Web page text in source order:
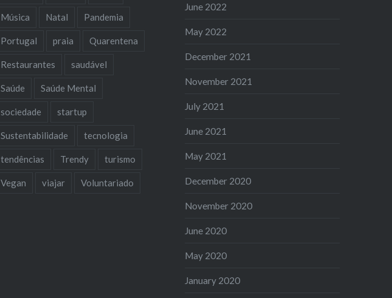
Música Natal Pandemia
Portugal praia Quarentena
Restaurantes saudável
Saúde Saúde Mental
sociedade startup
Sustentabilidade tecnologia
tendências Trendy turismo
Vegan viajar Voluntariado
June 2022
May 2022
December 2021
November 2021
July 2021
June 2021
May 2021
December 2020
November 2020
June 2020
May 2020
January 2020